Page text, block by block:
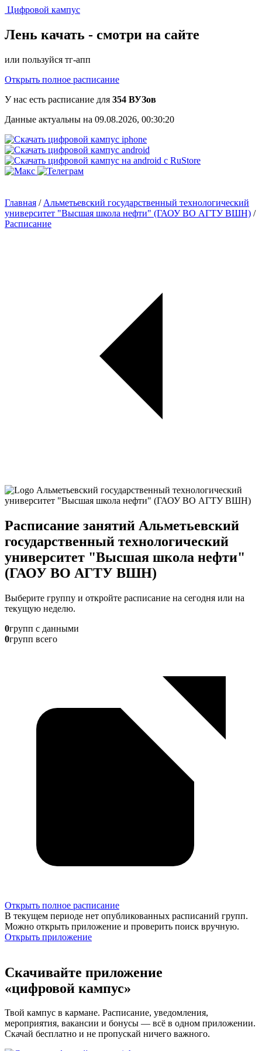
Цифровой кампус
Лень качать - смотри на сайте
или пользуйся тг-апп
Открыть полное расписание
У нас есть расписание для 354 ВУЗов
Данные актуальны на 09.08.2026, 00:30:20
Главная / Альметьевский государственный технологический
университет "Высшая школа нефти" (ГАОУ ВО АГТУ ВШН) /
Расписание
Расписание занятий Альметьевский
государственный технологический
университет "Высшая школа нефти"
(ГАОУ ВО АГТУ ВШН)
Выберите группу и откройте расписание на сегодня или на
текущую неделю.
0групп с данными
0групп всего
Открыть полное расписание
В текущем периоде нет опубликованных расписаний групп.
Можно открыть приложение и проверить поиск вручную.
Открыть приложение
Скачивайте приложение
«цифровой кампус»
Твой кампус в кармане. Расписание, уведомления,
мероприятия, вакансии и бонусы — всё в одном приложении.
Скачай бесплатно и не пропускай ничего важного.